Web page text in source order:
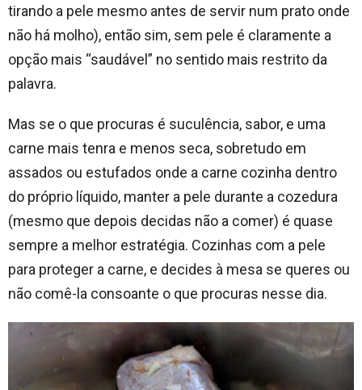
tirando a pele mesmo antes de servir num prato onde
não há molho), então sim, sem pele é claramente a
opção mais “saudável” no sentido mais restrito da
palavra.
Mas se o que procuras é suculência, sabor, e uma
carne mais tenra e menos seca, sobretudo em
assados ou estufados onde a carne cozinha dentro
do próprio líquido, manter a pele durante a cozedura
(mesmo que depois decidas não a comer) é quase
sempre a melhor estratégia. Cozinhas com a pele
para proteger a carne, e decides à mesa se queres ou
não comê-la consoante o que procuras nesse dia.